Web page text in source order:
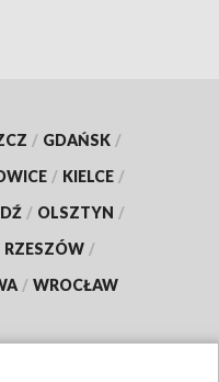
/ GDAŃSK /
/ KIELCE /
/ OLSZTYN /
RZESZÓW /
/ WROCŁAW